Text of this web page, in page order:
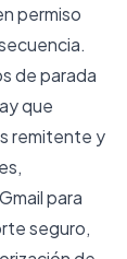
permiso
de parada
que
remitente y
para
seguro,